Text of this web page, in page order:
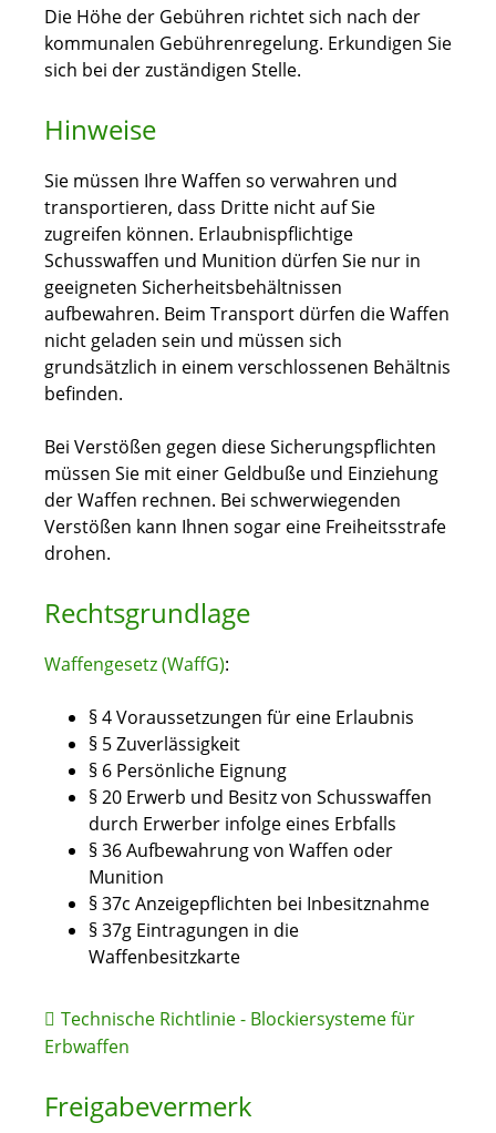
Die Höhe der Gebühren richtet sich nach der
kommunalen Gebührenregelung. Erkundigen Sie
sich bei der zuständigen Stelle.
Hinweise
Sie müssen Ihre Waffen so verwahren und
transportieren, dass Dritte nicht auf Sie
zugreifen können. Erlaubnispflichtige
Schusswaffen und Munition dürfen Sie nur in
geeigneten Sicherheitsbehältnissen
aufbewahren. Beim Transport dürfen die Waffen
nicht geladen sein und müssen sich
grundsätzlich in einem verschlossenen Behältnis
befinden.
Bei Verstößen gegen diese Sicherungspflichten
müssen Sie mit einer Geldbuße und Einziehung
der Waffen rechnen. Bei schwerwiegenden
Verstößen kann Ihnen sogar eine Freiheitsstrafe
drohen.
Rechtsgrundlage
Waffengesetz (WaffG):
§ 4 Voraussetzungen für eine Erlaubnis
§ 5 Zuverlässigkeit
§ 6 Persönliche Eignung
§ 20 Erwerb und Besitz von Schusswaffen
durch Erwerber infolge eines Erbfalls
§ 36 Aufbewahrung von Waffen oder
Munition
§ 37c Anzeigepflichten bei Inbesitznahme
§ 37g Eintragungen in die
Waffenbesitzkarte
Technische Richtlinie - Blockiersysteme für
Erbwaffen
Freigabevermerk